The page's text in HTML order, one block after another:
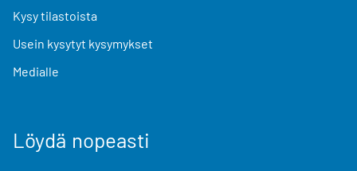
Kysy tilastoista
Usein kysytyt kysymykset
Medialle
Löydä nopeasti